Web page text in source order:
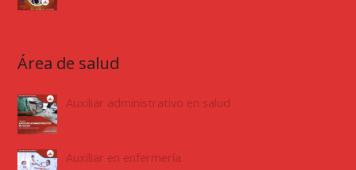
Área de salud
Auxiliar administrativo en salud
Auxiliar en enfermería